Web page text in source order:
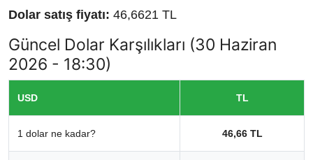
Dolar satış fiyatı: 46,6621 TL
Güncel Dolar Karşılıkları (30 Haziran
2026 - 18:30)
USD TL
1 dolar ne kadar? 46,66 TL